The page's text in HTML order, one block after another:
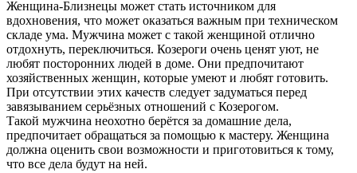
Женщина-Близнецы может стать источником для
вдохновения, что может оказаться важным при техническом
складе ума. Мужчина может с такой женщиной отлично
отдохнуть, переключиться. Козероги очень ценят уют, не
любят посторонних людей в доме. Они предпочитают
хозяйственных женщин, которые умеют и любят готовить.
При отсутствии этих качеств следует задуматься перед
завязыванием серьёзных отношений с Козерогом.
Такой мужчина неохотно берётся за домашние дела,
предпочитает обращаться за помощью к мастеру. Женщина
должна оценить свои возможности и приготовиться к тому,
что все дела будут на ней.